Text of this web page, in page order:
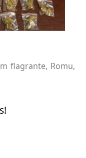
flagrante, Romu,